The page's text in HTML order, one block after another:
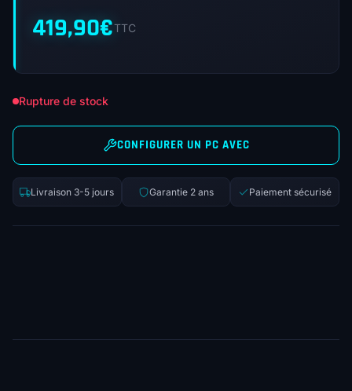
419,90€TTC
Rupture de stock
CONFIGURER UN PC AVEC
Livraison 3-5 jours Garantie 2 ans Paiement sécurisé